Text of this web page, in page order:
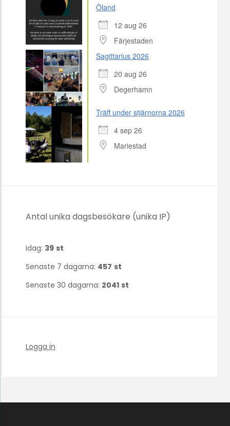
Öland
12 aug 26
Färjestaden
Sagittarius 2026
20 aug 26
Degerhamn
Träff under stjärnorna 2026
4 sep 26
Mariestad
Antal unika dagsbesökare (unika IP)
Idag: 39 st
Senaste 7 dagarna: 457 st
Senaste 30 dagarna: 2041 st
Logga in